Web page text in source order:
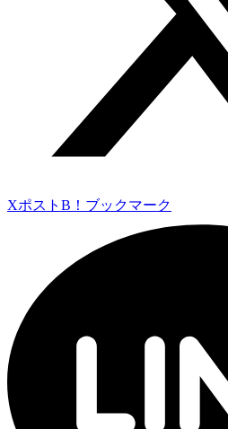
Xポスト B！ブックマーク